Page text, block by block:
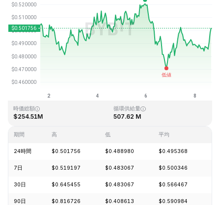
過去最高値
$0.218137
時価総額
$254.51M
循環供給量
507.62 M
期間 高 低 平均
24時間 $0.501756 $0.488980 $0.495368
7日 $0.519197 $0.483067 $0.500346
30日 $0.645455 $0.483067 $0.566467
90日 $0.816726 $0.408613 $0.590984